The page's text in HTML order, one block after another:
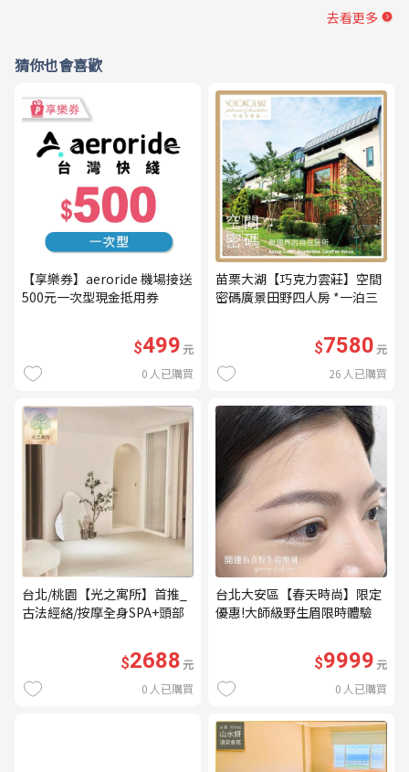
去看更多
猜你也會喜歡
【享樂券】aeroride 機場接送
500元一次型現金抵用券
$499元
0 人已購買
苗栗大湖【巧克力雲莊】空間
密碼廣景田野四人房 *一泊三
$7580元
26 人已購買
台北/桃園【光之寓所】首推_
古法經絡/按摩全身SPA+頭部
$2688元
0 人已購買
台北大安區【春天時尚】限定
優惠!大師級野生眉限時體驗
優惠券（無補色） (MO)
$9999元
0 人已購買